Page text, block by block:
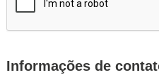
Informações de